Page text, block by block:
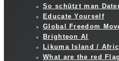
So schützt man
Educate Yourself
Global Freedom
Brighteon AI
Likuma Island /
What are the red